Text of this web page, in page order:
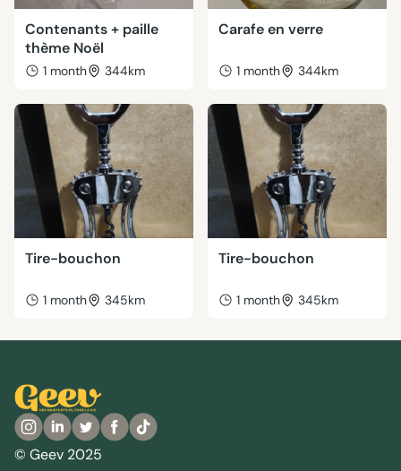
Contenants + paille
thème Noël
1 month 344km
Carafe en verre
1 month 344km
Tire-bouchon
1 month 345km
Tire-bouchon
1 month 345km
© Geev 2025